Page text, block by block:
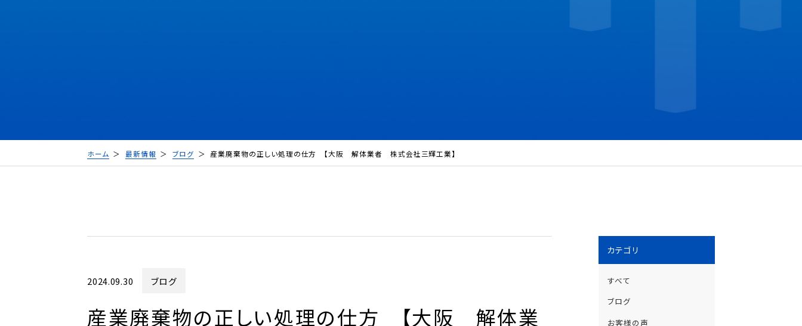
ホーム 最新情報 ブログ 産業廃棄物の正しい処理の仕方 【大阪 解体業者 株式会社三輝工業】
2024.09.30 ブログ
産業廃棄物の正しい処理の仕方 【大阪 解体業
カテゴリ
すべて
ブログ
お客様の声